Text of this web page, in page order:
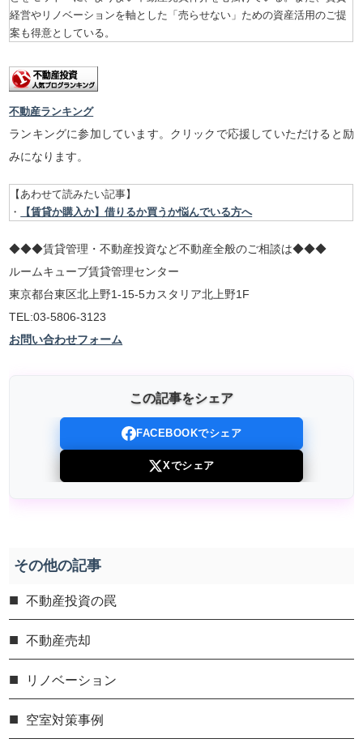
経営やリノベーションを軸とした「売らせない」ための資産活用のご提
案も得意としている。
不動産ランキング
ランキングに参加しています。クリックで応援していただけると励
みになります。
【あわせて読みたい記事】
・
【賃貸か購入か】借りるか買うか悩んでいる方へ
◆◆◆賃貸管理・不動産投資など不動産全般のご相談は◆◆◆
ルームキューブ賃貸管理センター
東京都台東区北上野1-15-5カスタリア北上野1F
TEL:03-5806-3123
お問い合わせフォーム
この記事をシェア
FACEBOOKでシェア
Xでシェア
その他の記事
不動産投資の罠
不動産売却
リノベーション
空室対策事例